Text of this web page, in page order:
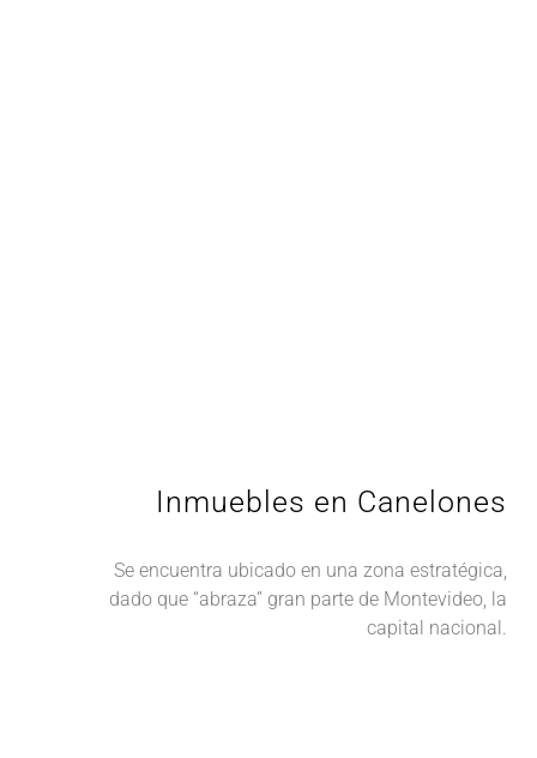
Inmuebles en Canelones
Se encuentra ubicado en una zona estratégica,
dado que “abraza” gran parte de Montevideo, la
capital nacional.